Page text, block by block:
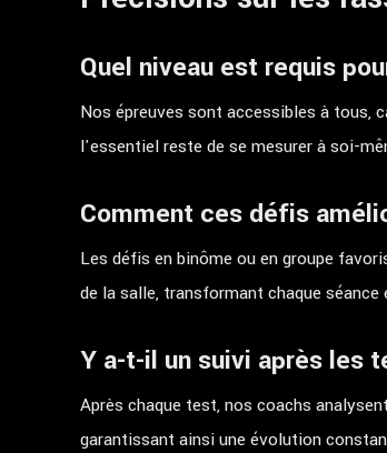
Quel niveau est requis
Nos épreuves sont accessibles à tous,
l'essentiel reste de se mesurer à soi-
Comment ces défis
Les défis en binôme ou en groupe
de la salle, transformant chaque
Y a-t-il un suivi après les
Après chaque test, nos coachs
garantissant ainsi une évolution